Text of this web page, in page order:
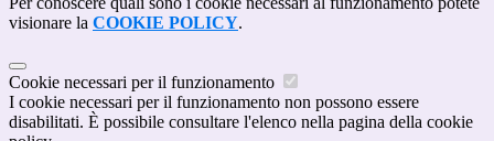
visionare la COOKIE POLICY.
Cookie necessari per il funzionamento
I cookie necessari per il funzionamento non possono essere
disabilitati. È possibile consultare l'elenco nella pagina della cookie